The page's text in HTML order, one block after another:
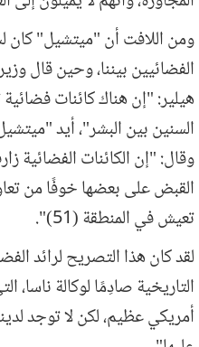
ومن اللافت أن "ميتشيل" كان
الفضائيين بيننا، وحين قال
هيلير: "إن هناك كائنات
السنين بين البشر"، أيد
وقال: "إن الكائنات الفضائية
القبض على بعضها خوفًا من
تعيش في المنطقة (51)".
لقد كان هذا التصريح لرائد
التاريخية صادِمًا لوكالة
أمريكي عظيم، لكن لا توجد